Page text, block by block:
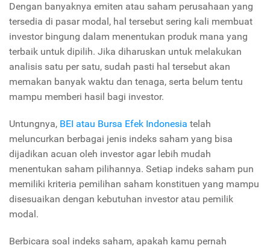
Dengan banyaknya emiten atau saham perusahaan yang
tersedia di pasar modal, hal tersebut sering kali membuat
investor bingung dalam menentukan produk mana yang
terbaik untuk dipilih. Jika diharuskan untuk melakukan
analisis satu per satu, sudah pasti hal tersebut akan
memakan banyak waktu dan tenaga, serta belum tentu
mampu memberi hasil bagi investor.
Untungnya, BEI atau Bursa Efek Indonesia telah
meluncurkan berbagai jenis indeks saham yang bisa
dijadikan acuan oleh investor agar lebih mudah
menentukan saham pilihannya. Setiap indeks saham pun
memiliki kriteria pemilihan saham konstituen yang mampu
disesuaikan dengan kebutuhan investor atau pemilik
modal.
Berbicara soal indeks saham, apakah kamu pernah